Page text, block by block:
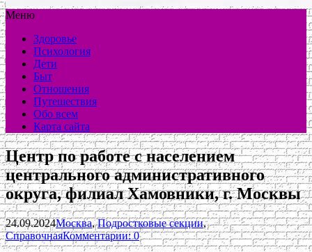
Меню
Здоровье
Психология
Дети
Быт
Отношения
Путешествия
Обо всем
Карта сайта
Центр по работе с населением
центрального административного
округа, филиал Хамовники, г. Москвы
24.09.2024Москва,Подростковые секции,
СправочнаяКомментарии: 0